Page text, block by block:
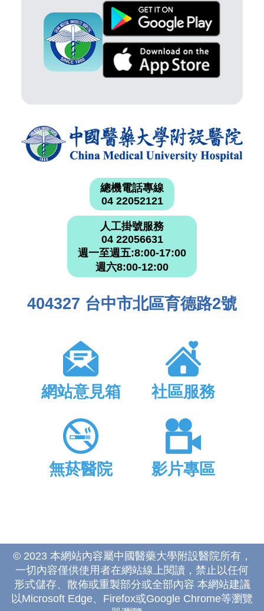
總機電話專線
04 22052121
人工掛號服務
04 22056631
週一至週五:8:00-17:00
週六8:00-12:00
404327 台中市北區育德路2號
網站意見箱 社區服務
無菸醫院 影片專區
© 2023 本網站內容屬中國醫藥大學附設醫院所有，
一切內容僅供使用者在網站線上閱讀，禁止以任何
形式儲存、散佈或重製部分或全部內容 本網站建議
以Microsoft Edge、Firefox或Google Chrome等瀏覽